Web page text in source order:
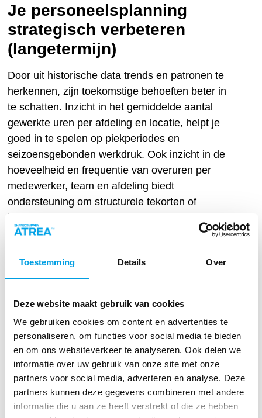
Toestemming Details Over
Deze website maakt gebruik van cookies
We gebruiken cookies om content en advertenties te
personaliseren, om functies voor social media te bieden
en om ons websiteverkeer te analyseren. Ook delen we
informatie over uw gebruik van onze site met onze
partners voor social media, adverteren en analyse. Deze
partners kunnen deze gegevens combineren met andere
informatie die u aan ze heeft verstrekt of die ze hebben
Je personeelsplanning
strategisch verbeteren
(langetermijn)
Door uit historische data trends en patronen te
herkennen, zijn toekomstige behoeften beter in
te schatten. Inzicht in het gemiddelde aantal
gewerkte uren per afdeling en locatie, helpt je
goed in te spelen op piekperiodes en
seizoensgebonden werkdruk. Ook inzicht in de
hoeveelheid en frequentie van overuren per
medewerker, team en afdeling biedt
ondersteuning om structurele tekorten of
inefficiënties aan te pakken en je
personeelsbezetting voor de toekomst te
optimaliseren.
Hoe voorspel je
nauwkeurig hoeveel
(flexibel) personeel je
nodig hebt?
Externe factoren die impact hebben op de
personeelsbehoefte zijn er natuurlijk ook altijd
Veranderingen in de toelevering, economische